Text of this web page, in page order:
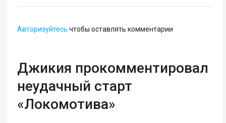
Авторизуйтесь чтобы оставлять комментарии
Джикия прокомментировал
неудачный старт
«Локомотива»